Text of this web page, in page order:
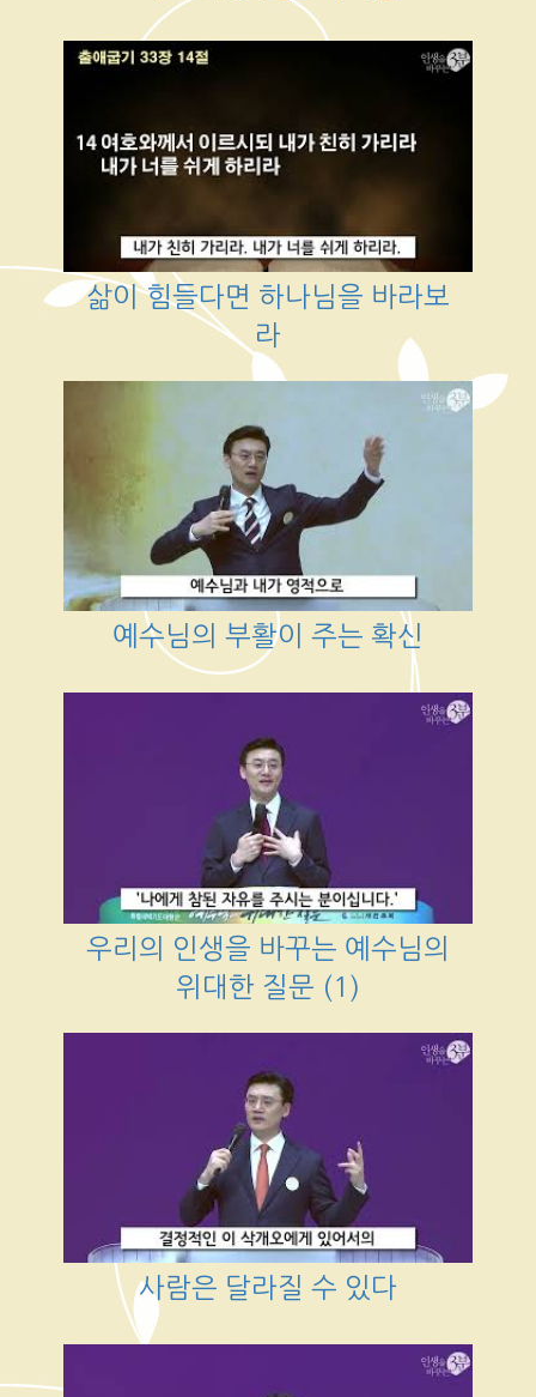
삶이 힘들다면 하나님을 바라보
라
예수님의 부활이 주는 확신
우리의 인생을 바꾸는 예수님의
위대한 질문 (1)
사람은 달라질 수 있다